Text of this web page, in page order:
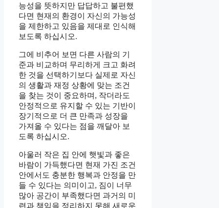
능성을 뜻하지만 답답하고 불편했
다면 현재의 환경이 자신의 가능성
을 제한하고 있음을 제대로 인식해
보도록 하십시오.
그에 비추어 보면 다른 사람의 기
준과 비교하며 무리하게 크고 화려
한 것을 선택하기보다 실제로 자신
의 생활과 재정 상황에 맞는 조건
을 찾는 것이 중요하며, 작더라도
안정적으로 유지할 수 있는 기반이
장기적으로 더 큰 만족과 성장을
가져올 수 있다는 점을 깨달아 보
도록 하십시오.
아울러 작은 집 안에 햇빛과 좋은
바람이 가득했다면 현재 가진 조건
안에서도 충분한 행복과 안정을 만
들 수 있다는 의미이고, 짐이 너무
많아 공간이 부족했다면 과거의 미
련과 책임을 정리하지 못해 새로운